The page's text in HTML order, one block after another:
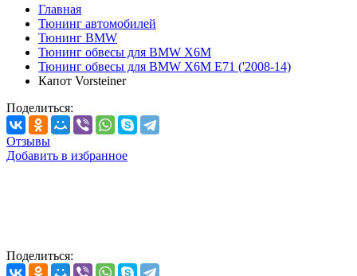
Главная
Тюнинг автомобилей
Тюнинг BMW
Тюнинг обвесы для BMW X6M
Тюнинг обвесы для BMW X6M E71 ('2008-14)
Капот Vorsteiner
Поделиться:
Отзывы
Добавить в избранное
Поделиться: